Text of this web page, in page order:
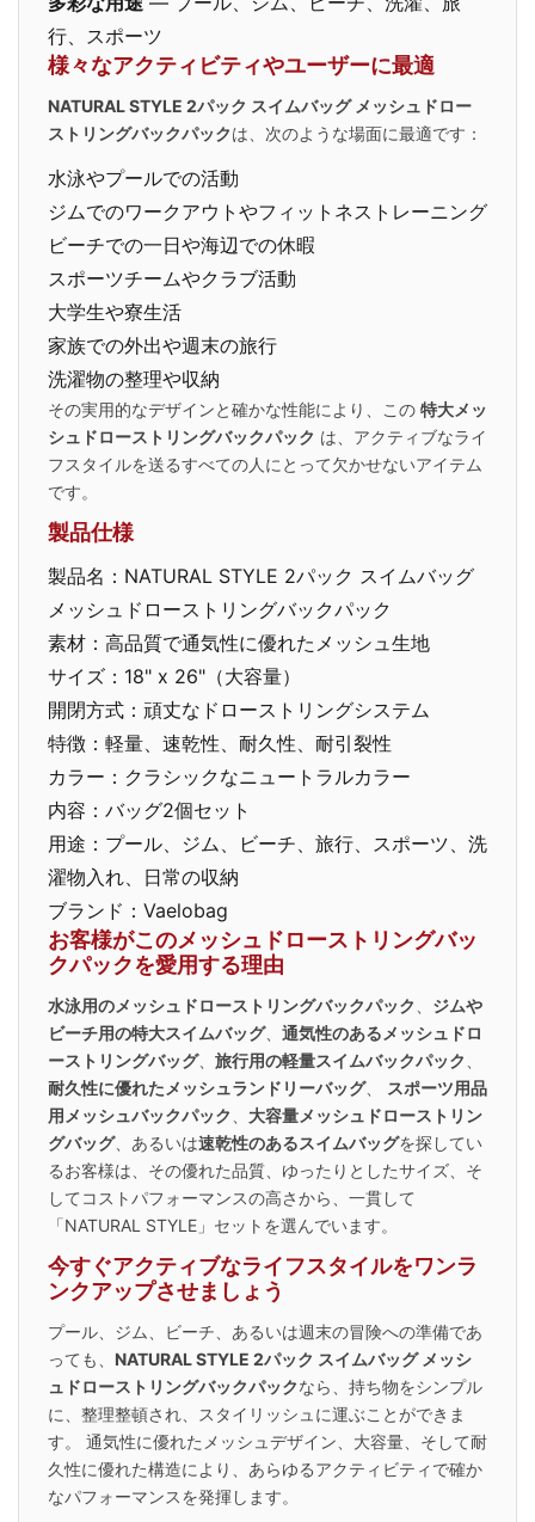
行、スポーツ
様々なアクティビティやユーザーに最適
NATURAL STYLE 2パック スイムバッグ メッシュドロー
ストリングバックパックは、次のような場面に最適です：
水泳やプールでの活動
ジムでのワークアウトやフィットネストレーニング
ビーチでの一日や海辺での休暇
スポーツチームやクラブ活動
大学生や寮生活
家族での外出や週末の旅行
洗濯物の整理や収納
その実用的なデザインと確かな性能により、この 特大メッ
シュドローストリングバックパック は、アクティブなライ
フスタイルを送るすべての人にとって欠かせないアイテム
です。
製品仕様
製品名：NATURAL STYLE 2パック スイムバッグ
メッシュドローストリングバックパック
素材：高品質で通気性に優れたメッシュ生地
サイズ：18" x 26"（大容量）
開閉方式：頑丈なドローストリングシステム
特徴：軽量、速乾性、耐久性、耐引裂性
カラー：クラシックなニュートラルカラー
内容：バッグ2個セット
用途：プール、ジム、ビーチ、旅行、スポーツ、洗
濯物入れ、日常の収納
ブランド：Vaelobag
お客様がこのメッシュドローストリングバッ
クパックを愛用する理由
水泳用のメッシュドローストリングバックパック
ジムや
ビーチ用の特大スイムバッグ、 通気性のあるメッシュドロ
ーストリングバッグ、 旅行用の軽量スイムバックパック
耐久性に優れたメッシュランドリーバッグ、
スポーツ用品
用メッシュバックパック
大容量メッシュドローストリン
グバッグ、あるいは速乾性のあるスイムバッグを探してい
るお客様は、その優れた品質、ゆったりとしたサイズ、そ
してコストパフォーマンスの高さから、一貫して
「NATURAL STYLE」セットを選んでいます。
今すぐアクティブなライフスタイルをワンラ
ンクアップさせましょう
プール、ジム、ビーチ、あるいは週末の冒険への準備であ
っても、 NATURAL STYLE 2パック スイムバッグ メッシ
ュドローストリングバックパックなら、持ち物をシンプル
に、整理整頓され、スタイリッシュに運ぶことができま
す。 通気性に優れたメッシュデザイン、大容量、そして耐
久性に優れた構造により、あらゆるアクティビティで確か
なパフォーマンスを発揮します。